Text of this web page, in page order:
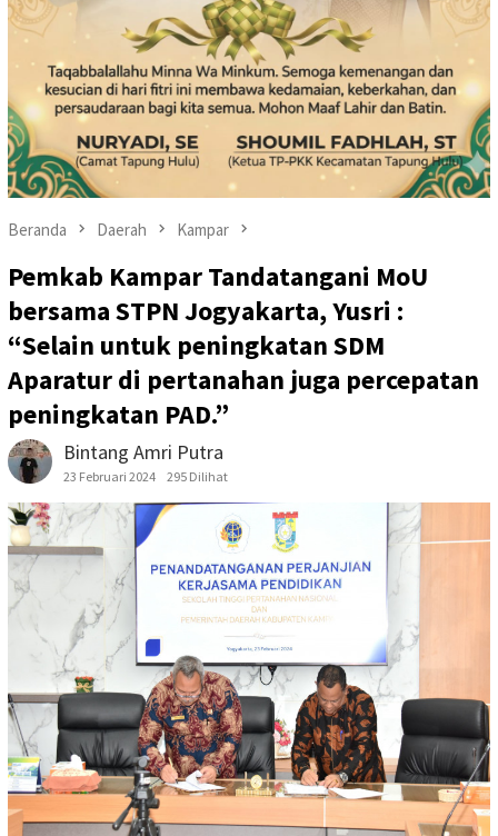
Beranda Daerah Kampar
Pemkab Kampar Tandatangani MoU
bersama STPN Jogyakarta, Yusri :
“Selain untuk peningkatan SDM
Aparatur di pertanahan juga percepatan
peningkatan PAD.”
Bintang Amri Putra
23 Februari 2024 295 Dilihat